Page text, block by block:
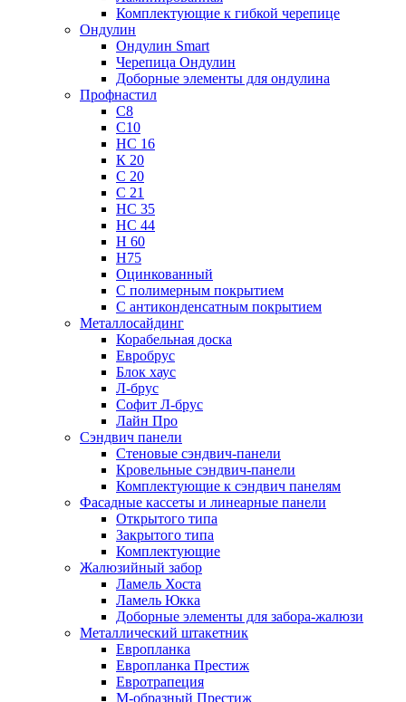
Комплектующие к гибкой черепице
Ондулин
Ондулин Smart
Черепица Ондулин
Доборные элементы для ондулина
Профнастил
С8
С10
НС 16
К 20
С 20
С 21
НС 35
НС 44
Н 60
Н75
Оцинкованный
С полимерным покрытием
С антиконденсатным покрытием
Металлосайдинг
Корабельная доска
Евробрус
Блок хаус
Л-брус
Софит Л-брус
Лайн Про
Сэндвич панели
Стеновые сэндвич-панели
Кровельные сэндвич-панели
Комплектующие к сэндвич панелям
Фасадные кассеты и линеарные панели
Открытого типа
Закрытого типа
Комплектующие
Жалюзийный забор
Ламель Хоста
Ламель Юкка
Доборные элементы для забора-жалюзи
Металлический штакетник
Европланка
Европланка Престиж
Евротрапеция
М-образный Престиж